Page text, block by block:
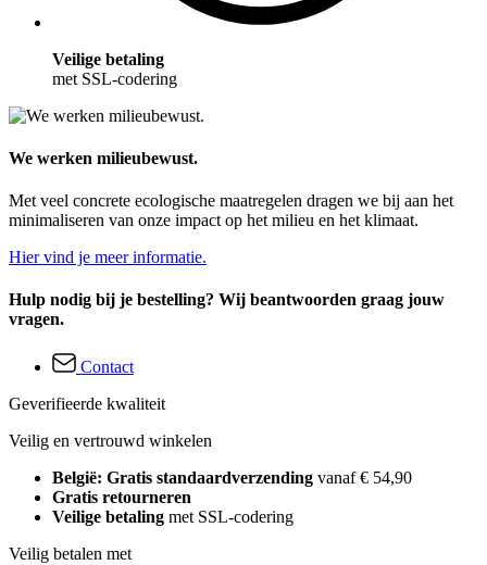
Veilige betaling
met SSL-codering
We werken milieubewust.
Met veel concrete ecologische maatregelen dragen we bij aan het
minimaliseren van onze impact op het milieu en het klimaat.
Hier vind je meer informatie.
Hulp nodig bij je bestelling? Wij beantwoorden graag jouw
vragen.
Contact
Geverifieerde kwaliteit
Veilig en vertrouwd winkelen
België: Gratis standaardverzending vanaf € 54,90
Gratis retourneren
Veilige betaling met SSL-codering
Veilig betalen met